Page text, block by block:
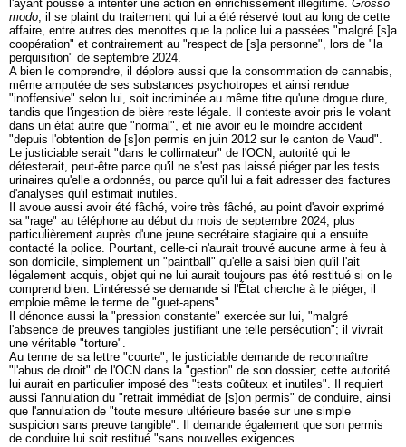
l'ayant poussé à intenter une action en enrichissement illégitime. Grosso
modo, il se plaint du traitement qui lui a été réservé tout au long de cette
affaire, entre autres des menottes que la police lui a passées "malgré [s]a
coopération" et contrairement au "respect de [s]a personne", lors de "la
perquisition" de septembre 2024.
A bien le comprendre, il déplore aussi que la consommation de cannabis,
même amputée de ses substances psychotropes et ainsi rendue
"inoffensive" selon lui, soit incriminée au même titre qu'une drogue dure,
tandis que l'ingestion de bière reste légale. Il conteste avoir pris le volant
dans un état autre que "normal", et nie avoir eu le moindre accident
"depuis l'obtention de [s]on permis en juin 2012 sur le canton de Vaud".
Le justiciable serait "dans le collimateur" de l'OCN, autorité qui le
détesterait, peut-être parce qu'il ne s'est pas laissé piéger par les tests
urinaires qu'elle a ordonnés, ou parce qu'il lui a fait adresser des factures
d'analyses qu'il estimait inutiles.
Il avoue aussi avoir été fâché, voire très fâché, au point d'avoir exprimé
sa "rage" au téléphone au début du mois de septembre 2024, plus
particulièrement auprès d'une jeune secrétaire stagiaire qui a ensuite
contacté la police. Pourtant, celle-ci n'aurait trouvé aucune arme à feu à
son domicile, simplement un "paintball" qu'elle a saisi bien qu'il l'ait
légalement acquis, objet qui ne lui aurait toujours pas été restitué si on le
comprend bien. L'intéressé se demande si l'État cherche à le piéger; il
emploie même le terme de "guet-apens".
Il dénonce aussi la "pression constante" exercée sur lui, "malgré
l'absence de preuves tangibles justifiant une telle persécution"; il vivrait
une véritable "torture".
Au terme de sa lettre "courte", le justiciable demande de reconnaître
"l'abus de droit" de l'OCN dans la "gestion" de son dossier; cette autorité
lui aurait en particulier imposé des "tests coûteux et inutiles". Il requiert
aussi l'annulation du "retrait immédiat de [s]on permis" de conduire, ainsi
que l'annulation de "toute mesure ultérieure basée sur une simple
suspicion sans preuve tangible". Il demande également que son permis
de conduire lui soit restitué "sans nouvelles exigences